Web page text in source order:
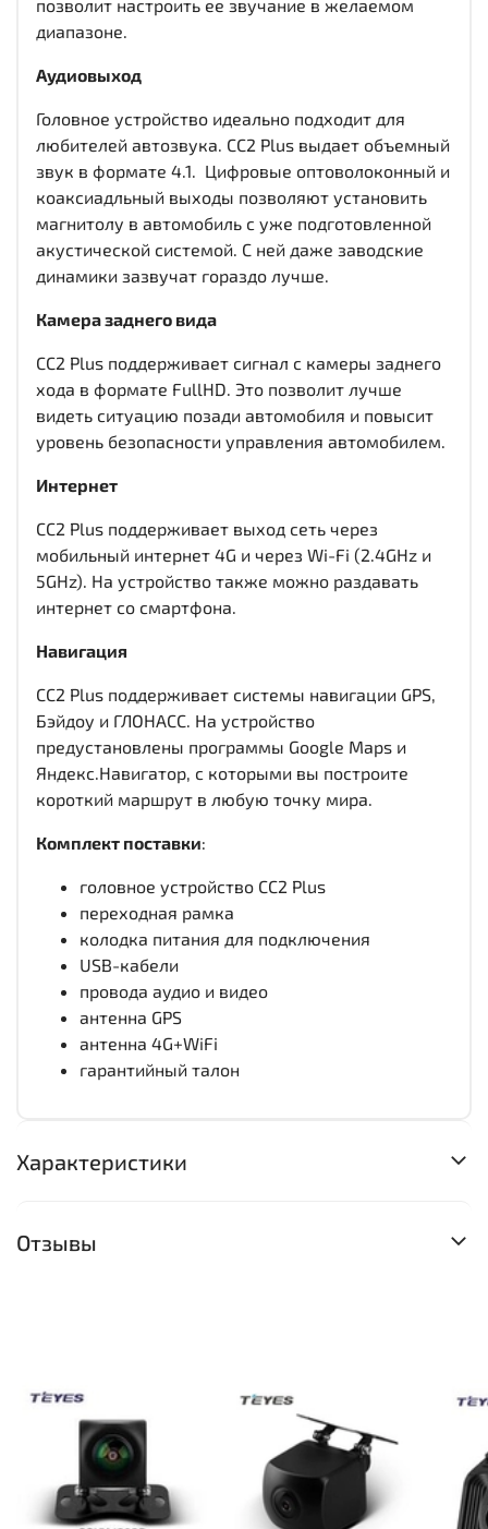
позволит настроить ее звучание в желаемом
диапазоне.
Аудиовыход
Головное устройство идеально подходит для
любителей автозвука. CC2 Plus выдает объемный
звук в формате 4.1. Цифровые оптоволоконный и
коаксиадльный выходы позволяют установить
магнитолу в автомобиль с уже подготовленной
акустической системой. С ней даже заводские
динамики зазвучат гораздо лучше.
Камера заднего вида
CC2 Plus поддерживает сигнал с камеры заднего
хода в формате FullHD. Это позволит лучше
видеть ситуацию позади автомобиля и повысит
уровень безопасности управления автомобилем.
Интернет
CC2 Plus поддерживает выход сеть через
мобильный интернет 4G и через Wi-Fi (2.4GHz и
5GHz). На устройство также можно раздавать
интернет со смартфона.
Навигация
CC2 Plus поддерживает системы навигации GPS,
Бэйдоу и ГЛОНАСС. На устройство
предустановлены программы Google Maps и
Яндекс.Навигатор, с которыми вы построите
короткий маршрут в любую точку мира.
Комплект поставки:
головное устройство CC2 Plus
переходная рамка
колодка питания для подключения
USB-кабели
провода аудио и видео
антенна GPS
антенна 4G+WiFi
гарантийный талон
Характеристики
Отзывы